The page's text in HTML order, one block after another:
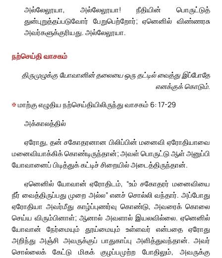
அல்லேலூயா, அல்லேலூயா! நீதியின் பொருட்டுத்
துன்புறுத்தப்படுவோர் பேறுபெற்றோர்; ஏனெனில் விண்ணரசு
அவர்களுக்குரியது. அல்லேலூயா.
நற்செய்தி வாசகம்
திருமுழுக்கு யோவானின் தலையை ஒரு தட்டில் வைத்து இப்போதே
எனக்குக் கொடும்.
✠மாற்கு எழுதிய நற்செய்தியிலிருந்து வாசகம் 6: 17-29
அக்காலத்தில்
ஏரோது, தன் சகோதரனான பிலிப்பின் மனைவி ஏரோதியாவை
மனைவியாக்கிக் கொண்டிருந்தான்; அவள் பொருட்டு ஆள் அனுப்பி
யோவானைப் பிடித்துக் கட்டிச் சிறையில் அடைத்திருந்தான்.
ஏனெனில் யோவான் ஏரோதிடம், “உம் சகோதரர் மனைவியை
நீர் வைத்திருப்பது முறை அல்ல” எனச் சொல்லி வந்தார். அப்போது
ஏரோதியா அவர்மீது காழ்ப்புணர்வு கொண்டு, அவரைக் கொலை
செய்ய விரும்பினாள்; ஆனால் அவளால் இயலவில்லை. ஏனெனில்
யோவான் நேர்மையும் தூய்மையும் உள்ளவர் என்பதை ஏரோது
அறிந்து அஞ்சி அவருக்குப் பாதுகாப்பு அளித்துவந்தான். அவர்
சொல்லைக் கேட்டு மிகக் குழப்பமுற்ற போதிலும், அவருக்கு